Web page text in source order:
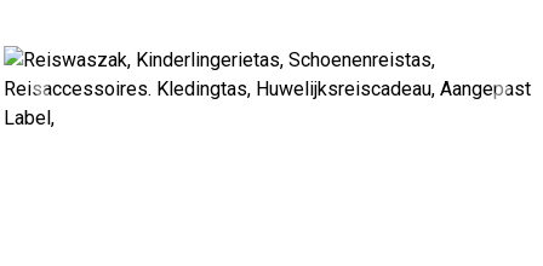
Previous Next